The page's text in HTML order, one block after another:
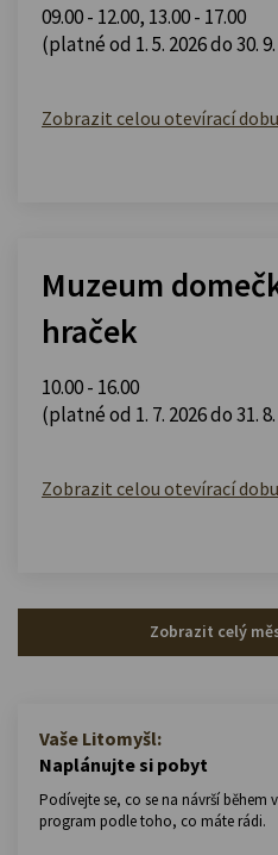
09.00 - 12.00, 13.00 - 17.00
(platné od 1. 5. 2026 do 30.
Zobrazit celou otevírací dobu
Muzeum
hraček
10.00 - 16.00
(platné od 1. 7. 2026 do 31.
Zobrazit celou otevírací dobu
Zobrazit celý
Vaše Litomyšl:
Naplánujte si pobyt
Podívejte se, co se na návrší během
program podle toho, co máte rádi.